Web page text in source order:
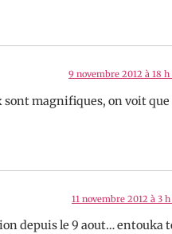
9 novembre 2012 à 18
sont magnifiques, on voit
11 novembre 2012 à 3
depuis le 9 aout… entouka